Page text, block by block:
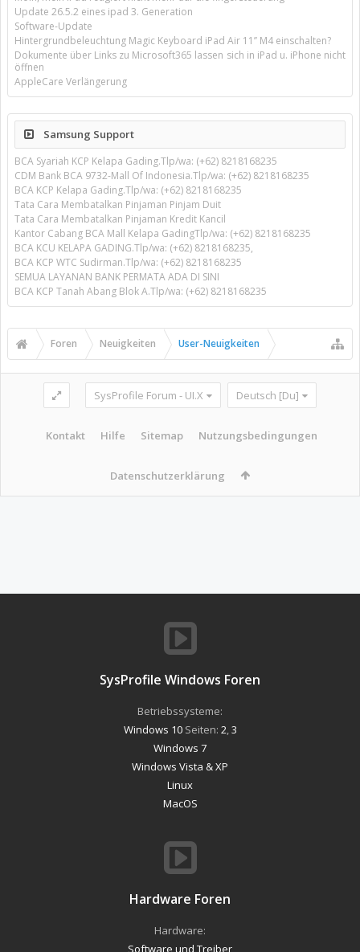
Update 26.5.2 eines ipad 3. Generation
Software-Update
Hintergrundbeleuchtung Magic Keyboard iPad Air 11’’ M4 einschalten?
Dokumente über Links zu Microsoft365 lassen sich in iPad u. iPhone nicht
öffnen
AppleCare Verlängerung
Samsung Support
BCA Syariah KCP Kelapa Gading.Tlp/wa: (+62) 8218168235
CDM Bank BCA 9732-Mall Of Indonesia.Tlp/wa: (+62) 8218168235
BCA KCP Kelapa Gading.Tlp/wa: (+62) 8218168235
Tata Cara Membatalkan Pinjaman Pinjam Duit
Tata Cara Membatalkan Pinjaman Kredit Kancil
Kantor Cabang BCA Mall Kelapa GadingTlp/wa: (+62) 8218168235
BCA KCU KELAPA GADING.Tlp/wa: (+62) 8218168235,
BCA KCP WTC Sudirman.Tlp/wa: (+62) 8218168235
SEMUA LAYANAN BANK PERMATA ADA DI SINI
BCA KCP Tanah Abang Blok A.Tlp/wa: (+62) 8218168235
Foren Neuigkeiten User-Neuigkeiten
SysProfile Forum - UI.X Deutsch [Du]
Kontakt Hilfe Sitemap Nutzungsbedingungen
Datenschutzerklärung
SysProfile Windows Foren
Betriebssysteme:
Windows 10Seiten: 2 3
Windows 7
Windows Vista & XP
Linux
MacOS
Hardware Foren
Hardware:
Software und Treiber